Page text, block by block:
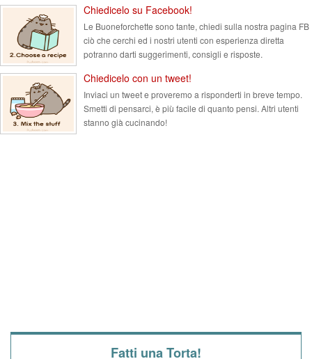
Chiedicelo su Facebook!
Le Buoneforchette sono tante, chiedi sulla nostra pagina FB
ciò che cerchi ed i nostri utenti con esperienza diretta
potranno darti suggerimenti, consigli e risposte.
Chiedicelo con un tweet!
Inviaci un tweet e proveremo a risponderti in breve tempo.
Smetti di pensarci, è più facile di quanto pensi. Altri utenti
stanno già cucinando!
Fatti una Torta!